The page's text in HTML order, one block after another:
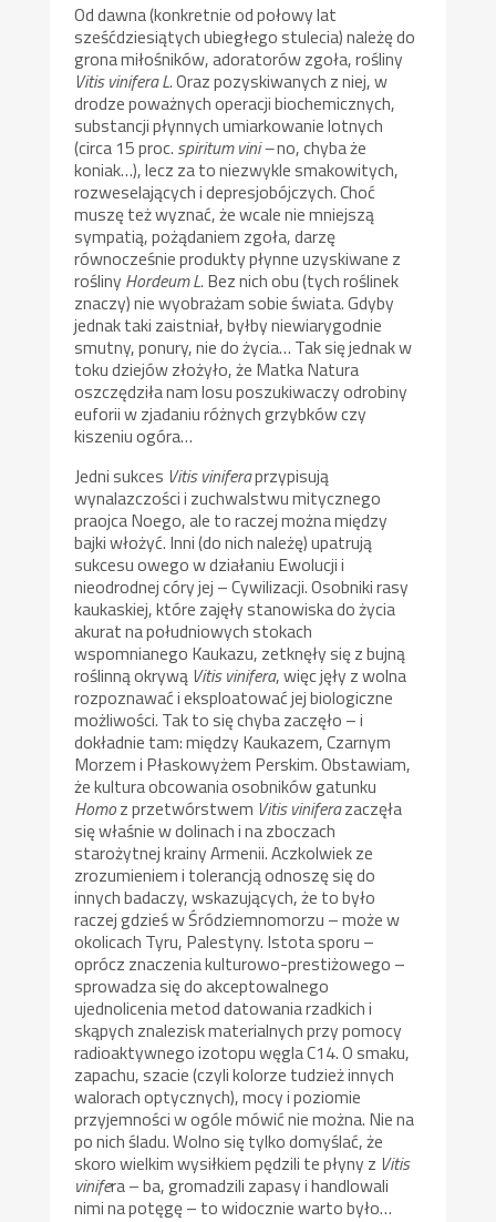
Od dawna (konkretnie od połowy lat
sześćdziesiątych ubiegłego stulecia) należę do
grona miłośników, adoratorów zgoła, rośliny
Vitis vinifera L.Oraz pozyskiwanych z niej, w
drodze poważnych operacji biochemicznych,
substancji płynnych umiarkowanie lotnych
(circa 15 proc. spiritum vini –no, chyba że
koniak…), lecz za to niezwykle smakowitych,
rozweselających i depresjobójczych. Choć
muszę też wyznać, że wcale nie mniejszą
sympatią, pożądaniem zgoła, darzę
równocześnie produkty płynne uzyskiwane z
rośliny Hordeum L.Bez nich obu (tych roślinek
znaczy) nie wyobrażam sobie świata. Gdyby
jednak taki zaistniał, byłby niewiarygodnie
smutny, ponury, nie do życia… Tak się jednak w
toku dziejów złożyło, że Matka Natura
oszczędziła nam losu poszukiwaczy odrobiny
euforii w zjadaniu różnych grzybków czy
kiszeniu ogóra…
Jedni sukces Vitis viniferaprzypisują
wynalazczości i zuchwalstwu mitycznego
praojca Noego, ale to raczej można między
bajki włożyć. Inni (do nich należę) upatrują
sukcesu owego w działaniu Ewolucji i
nieodrodnej córy jej – Cywilizacji. Osobniki rasy
kaukaskiej, które zajęły stanowiska do życia
akurat na południowych stokach
wspomnianego Kaukazu, zetknęły się z bujną
roślinną okrywą Vitis vinifera, więc jęły z wolna
rozpoznawać i eksploatować jej biologiczne
możliwości. Tak to się chyba zaczęło – i
dokładnie tam: między Kaukazem, Czarnym
Morzem i Płaskowyżem Perskim. Obstawiam,
że kultura obcowania osobników gatunku
Homoz przetwórstwem Vitis viniferazaczęła
się właśnie w dolinach i na zboczach
starożytnej krainy Armenii. Aczkolwiek ze
zrozumieniem i tolerancją odnoszę się do
innych badaczy, wskazujących, że to było
raczej gdzieś w Śródziemnomorzu – może w
okolicach Tyru, Palestyny. Istota sporu –
oprócz znaczenia kulturowo-prestiżowego –
sprowadza się do akceptowalnego
ujednolicenia metod datowania rzadkich i
skąpych znalezisk materialnych przy pomocy
radioaktywnego izotopu węgla C14. O smaku,
zapachu, szacie (czyli kolorze tudzież innych
walorach optycznych), mocy i poziomie
przyjemności w ogóle mówić nie można. Nie na
po nich śladu. Wolno się tylko domyślać, że
skoro wielkim wysiłkiem pędzili te płyny z Vitis
vinifera – ba, gromadzili zapasy i handlowali
nimi na potęgę – to widocznie warto było…